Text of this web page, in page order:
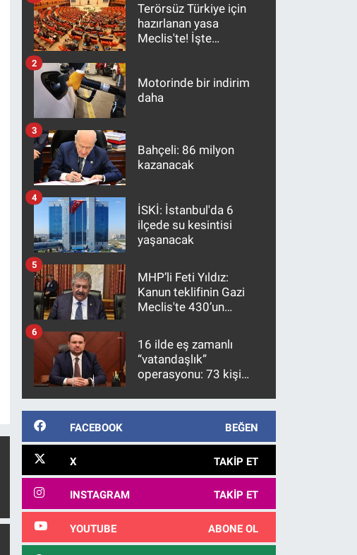
Terörsüz Türkiye için
hazırlanan yasa
Meclis'te! İşte
Motorinde bir indirim
daha
2
Bahçeli: 86 milyon
kazanacak
3
İSKİ: İstanbul'da 6
ilçede su kesintisi
yaşanacak
4
MHP’li Feti Yıldız:
Kanun teklifinin Gazi
Meclis'te 430’un
kanunlaşacağı
görülmektedir
5
16 ilde eş zamanlı
“vatandaşlık”
operasyonu: 73 kişi
6
FACEBOOK BEĞEN
X TAKIP ET
INSTAGRAM TAKIP ET
YOUTUBE ABONE OL